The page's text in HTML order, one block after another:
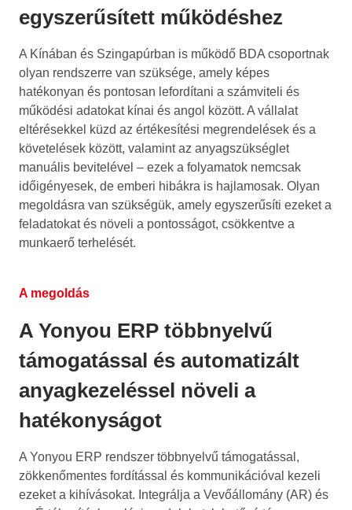
egyszerűsített működéshez
A Kínában és Szingapúrban is működő BDA csoportnak
olyan rendszerre van szüksége, amely képes
hatékonyan és pontosan lefordítani a számviteli és
működési adatokat kínai és angol között. A vállalat
eltérésekkel küzd az értékesítési megrendelések és a
követelések között, valamint az anyagszükséglet
manuális bevitelével – ezek a folyamatok nemcsak
időigényesek, de emberi hibákra is hajlamosak. Olyan
megoldásra van szükségük, amely egyszerűsíti ezeket a
feladatokat és növeli a pontosságot, csökkentve a
munkaerő terhelését.
A megoldás
A Yonyou ERP többnyelvű
támogatással és automatizált
anyagkezeléssel növeli a
hatékonyságot
A Yonyou ERP rendszer többnyelvű támogatással,
zökkenőmentes fordítással és kommunikációval kezeli
ezeket a kihívásokat. Integrálja a Vevőállomány (AR) és